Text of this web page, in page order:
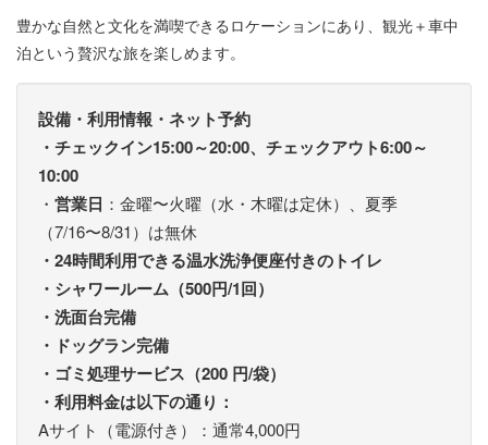
豊かな自然と文化を満喫できるロケーションにあり、観光＋車中
泊という贅沢な旅を楽しめます。
設備・利用情報・ネット予約
・チェックイン15:00～20:00、チェックアウト6:00～
10:00
・ 営業日 ：金曜〜火曜（水・木曜は定休）、夏季
（7/16〜8/31）は無休
・24時間利用できる温水洗浄便座付きのトイレ
・シャワールーム（500円/1回）
・洗面台完備
・ドッグラン完備
・ゴミ処理サービス（200 円/袋）
・利用料金は以下の通り：
Aサイト（電源付き）：通常4,000円